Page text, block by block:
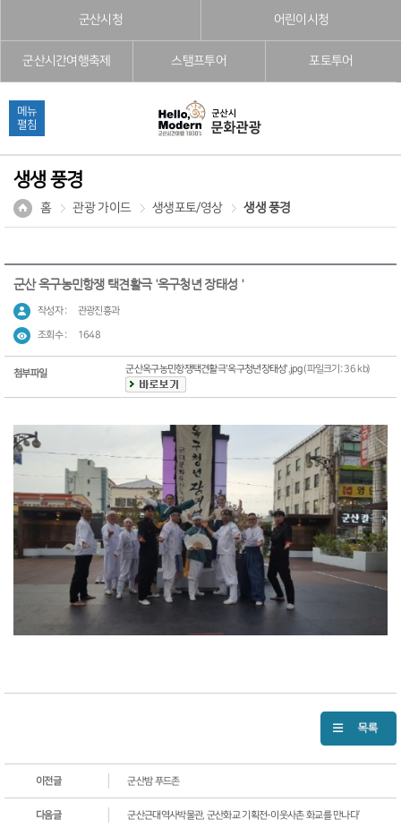
군산시청 어린이시청
군산시간여행축제 스탬프투어 포토투어
메뉴
펼침
생생 풍경
홈 관광 가이드 생생포토/영상 생생 풍경
군산 옥구농민항쟁 택견활극 '옥구청년 장태성 '
작성자 : 관광진흥과
조회수 : 1648
첨부파일 군산옥구농민항쟁택견활극'옥구청년장태성'.jpg (파일크기: 36 kb)
이전글 군산밤 푸드존
다음글 군산근대역사박물관, 군산화교 기획전-이웃사촌 화교를 만나다’